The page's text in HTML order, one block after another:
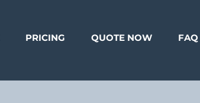
PRICING QUOTE NOW FAQ